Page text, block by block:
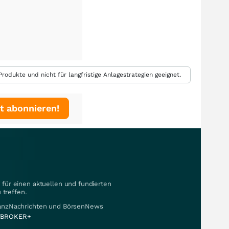
und nicht für langfristige Anlagestrategien geeignet.
abonnieren!
für einen aktuellen und fundierten
treffen.
und BörsenNews